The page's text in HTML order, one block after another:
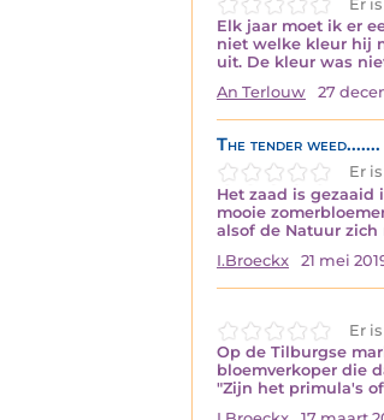
Er
Elk jaar moet ik er
niet welke kleur hij
uit. De kleur was
An Terlouw
27
The tender weed.......
Er
Het zaad is
mooie
alsof de Natuur
I.Broeckx
21 mei
Er
Op de Tilburgse
bloemverkoper die
"Zijn het primula's